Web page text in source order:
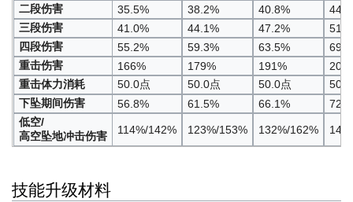
二段伤害 35.5% 38.2% 40.8%
三段伤害
41.0% 44.1% 47.2%
四段伤害
55.2% 59.3% 63.5%
重击伤害
166% 179% 191%
重击体力消耗
50.0点 50.0点 50.0点
下坠期间伤害
56.8% 61.5% 66.1%
低空/
高空坠地冲击伤害
114%/142% 123%/153% 132%/162%
技能升级材料